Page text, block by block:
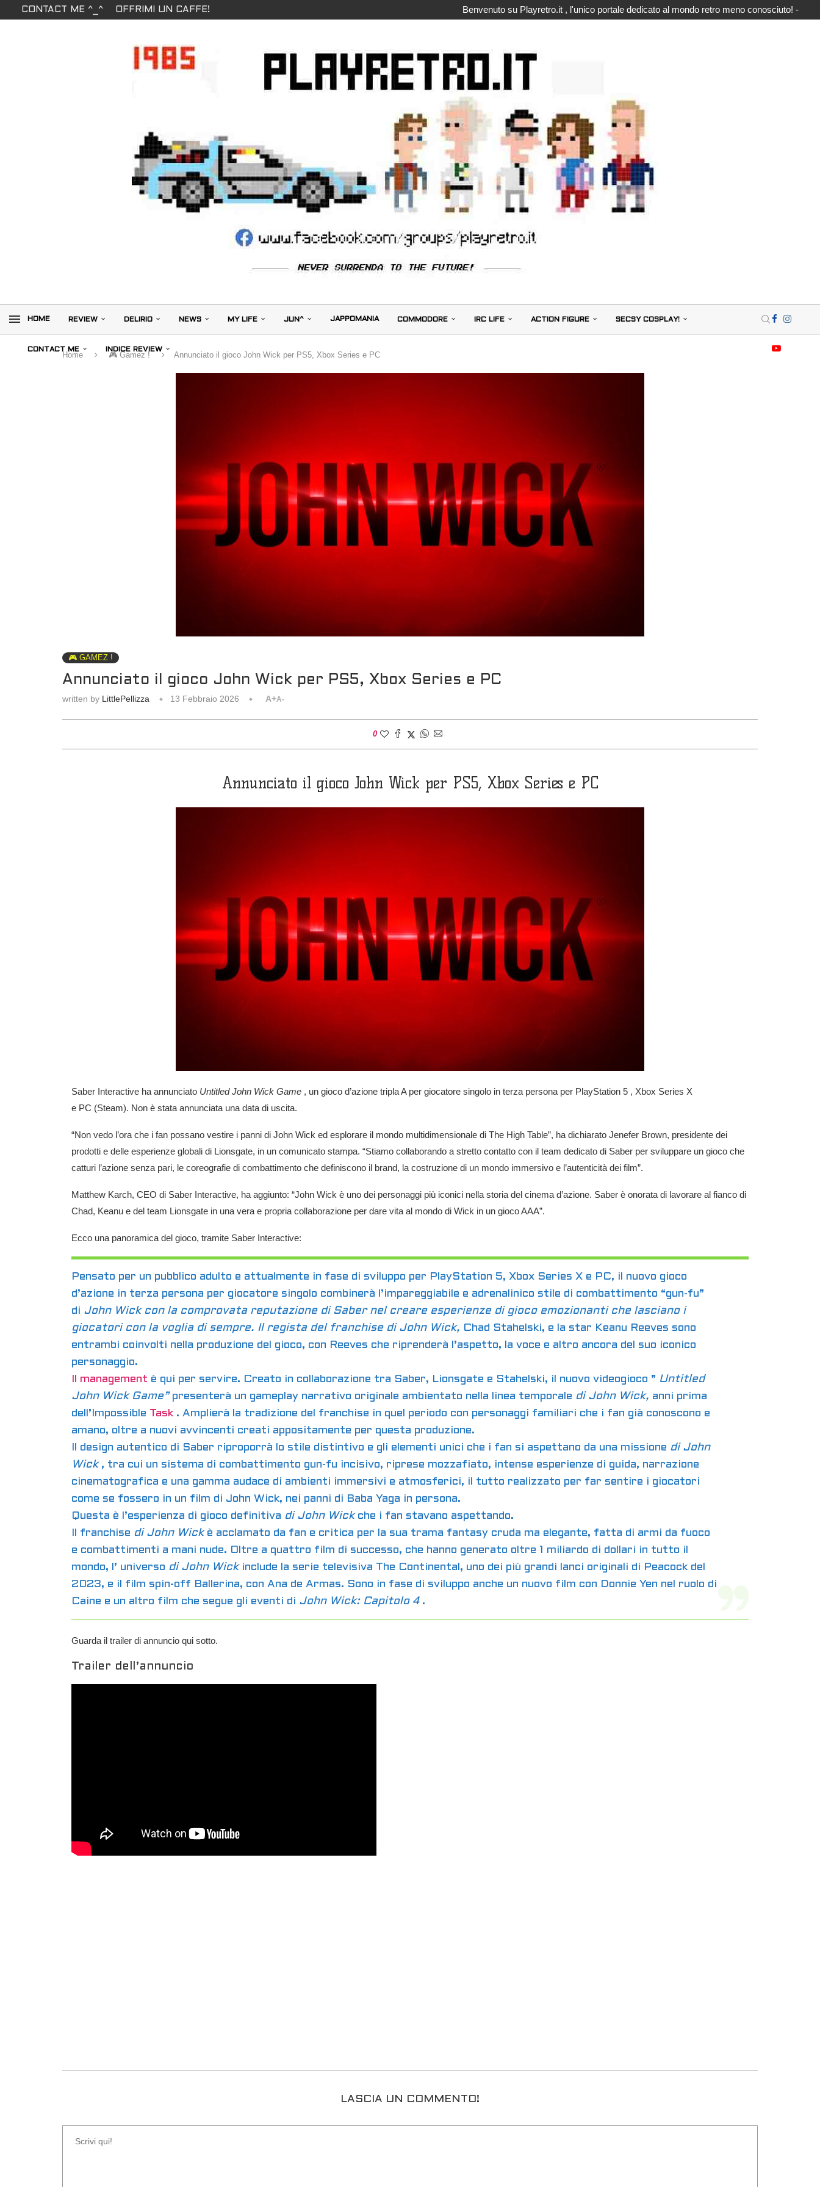
CONTACT ME ^_^ OFFRIMI UN CAFFE! Benvenuto su Playretro.it , l'unico portale dedicato al mondo retro meno conosciuto! -
HOME REVIEW DELIRIO NEWS MY LIFE JUN^ JAPPOMANIA COMMODORE IRC LIFE ACTION FIGURE SECSY COSPLAY!
CONTACT ME INDICE REVIEW
Home 🎮 Gamez ! Annunciato il gioco John Wick per PS5, Xbox Series e PC
🎮 GAMEZ !
Annunciato il gioco John Wick per PS5, Xbox Series e PC
written by LittlePellizza 13 Febbraio 2026 A+A-
0
Annunciato il gioco John Wick per PS5, Xbox Series e PC
Saber Interactive ha annunciato Untitled John Wick Game , un gioco d’azione tripla A per giocatore singolo in terza persona per PlayStation 5 , Xbox Series X
e PC (Steam). Non è stata annunciata una data di uscita.
“Non vedo l’ora che i fan possano vestire i panni di John Wick ed esplorare il mondo multidimensionale di The High Table”, ha dichiarato Jenefer Brown, presidente dei
prodotti e delle esperienze globali di Lionsgate, in un comunicato stampa. “Stiamo collaborando a stretto contatto con il team dedicato di Saber per sviluppare un gioco che
catturi l’azione senza pari, le coreografie di combattimento che definiscono il brand, la costruzione di un mondo immersivo e l’autenticità dei film”.
Matthew Karch, CEO di Saber Interactive, ha aggiunto: “John Wick è uno dei personaggi più iconici nella storia del cinema d’azione. Saber è onorata di lavorare al fianco di
Chad, Keanu e del team Lionsgate in una vera e propria collaborazione per dare vita al mondo di Wick in un gioco AAA”.
Ecco una panoramica del gioco, tramite Saber Interactive:
Pensato per un pubblico adulto e attualmente in fase di sviluppo per PlayStation 5, Xbox Series X e PC, il nuovo gioco
d’azione in terza persona per giocatore singolo combinerà l’impareggiabile e adrenalinico stile di combattimento “gun-fu”
di John Wick con la comprovata reputazione di Saber nel creare esperienze di gioco emozionanti che lasciano i
giocatori con la voglia di sempre. Il regista del franchise di John Wick, Chad Stahelski, e la star Keanu Reeves sono
entrambi coinvolti nella produzione del gioco, con Reeves che riprenderà l’aspetto, la voce e altro ancora del suo iconico
personaggio.
Il management è qui per servire. Creato in collaborazione tra Saber, Lionsgate e Stahelski, il nuovo videogioco ” Untitled
John Wick Game”presenterà un gameplay narrativo originale ambientato nella linea temporale di John Wick, anni prima
dell’Impossible Task. Amplierà la tradizione del franchise in quel periodo con personaggi familiari che i fan già conoscono e
amano, oltre a nuovi avvincenti creati appositamente per questa produzione.
Il design autentico di Saber riproporrà lo stile distintivo e gli elementi unici che i fan si aspettano da una missione di John
Wick, tra cui un sistema di combattimento gun-fu incisivo, riprese mozzafiato, intense esperienze di guida, narrazione
cinematografica e una gamma audace di ambienti immersivi e atmosferici, il tutto realizzato per far sentire i giocatori
come se fossero in un film di John Wick, nei panni di Baba Yaga in persona.
Questa è l’esperienza di gioco definitiva di John Wickche i fan stavano aspettando.
Il franchise di John Wickè acclamato da fan e critica per la sua trama fantasy cruda ma elegante, fatta di armi da fuoco
e combattimenti a mani nude. Oltre a quattro film di successo, che hanno generato oltre 1 miliardo di dollari in tutto il
mondo, l’ universo di John Wickinclude la serie televisiva The Continental, uno dei più grandi lanci originali di Peacock del
2023, e il film spin-off Ballerina, con Ana de Armas. Sono in fase di sviluppo anche un nuovo film con Donnie Yen nel ruolo di
Caine e un altro film che segue gli eventi di John Wick: Capitolo 4.
Guarda il trailer di annuncio qui sotto.
Trailer dell’annuncio
LASCIA UN COMMENTO!